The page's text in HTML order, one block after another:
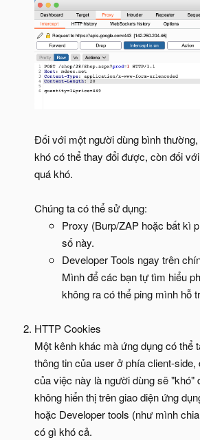
Đối với một người dùng bình
khó có thể thay đổi được, còn đối
quá khó.
Chúng ta có thể sử dụng:
Proxy (Burp/ZAP hoặc bất kì
số này.
Developer Tools ngay trên
Mình để các bạn tự tìm hiểu
không ra có thể ping mình hỗ
HTTP Cookies
Một kênh khác mà ứng dụng có thể
thông tin của user ở phía client-
của việc này là người dùng sẽ "khó"
không hiển thị trên giao diện ứng
hoặc Developer tools (như mình
có gì khó cả.